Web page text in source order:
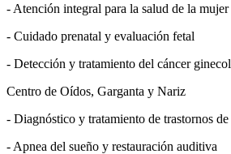
- Atención integral para la salud de la mujer
- Cuidado prenatal y evaluación fetal
- Detección y tratamiento del cáncer
Centro de Oídos, Garganta y Nariz
- Diagnóstico y tratamiento de trastornos
- Apnea del sueño y restauración auditiva